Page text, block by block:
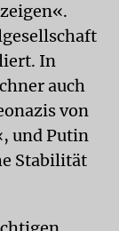
In
auch
von
und Putin
Stabilität